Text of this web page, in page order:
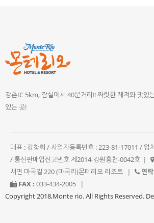
강촌IC 5km, 잠실에서 40분거리!! 짜릿한 레져와 맛있
있는 곳!
대표 : 강창희 / 사업자등록번호 : 223-81-17011 / 업
/ 통신판매업신고번호 제2014-강원홍천-0042호 |
서면 마곡길 220 (마곡리)몬테리오 리조트
| 연
FAX : 033-434-2005
|
Copyright 2018,Monte rio. All Rights Reserved.